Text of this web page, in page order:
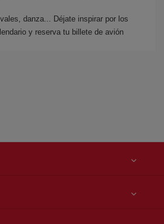
danza... Déjate inspirar por los
y reserva tu billete de avión